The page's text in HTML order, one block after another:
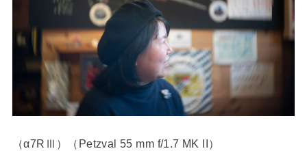
（α7RⅢ）（Petzval 55 mm f/1.7 MK II）